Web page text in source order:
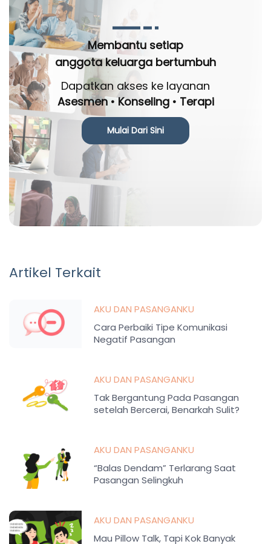
Membantu setiap
anggota keluarga bertumbuh
Dapatkan akses ke layanan
Asesmen • Konseling • Terapi
Mulai Dari Sini
Artikel Terkait
AKU DAN PASANGANKU
Cara Perbaiki Tipe Komunikasi
Negatif Pasangan
AKU DAN PASANGANKU
Tak Bergantung Pada Pasangan
setelah Bercerai, Benarkah Sulit?
AKU DAN PASANGANKU
“Balas Dendam” Terlarang Saat
Pasangan Selingkuh
AKU DAN PASANGANKU
Mau Pillow Talk, Tapi Kok Banyak